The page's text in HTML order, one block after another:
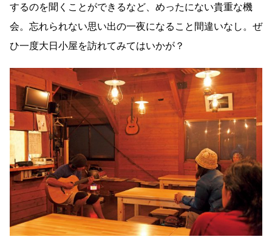
するのを聞くことができるなど、めったにない貴重な機
会。忘れられない思い出の一夜になること間違いなし。ぜ
ひ一度大日小屋を訪れてみてはいかが？